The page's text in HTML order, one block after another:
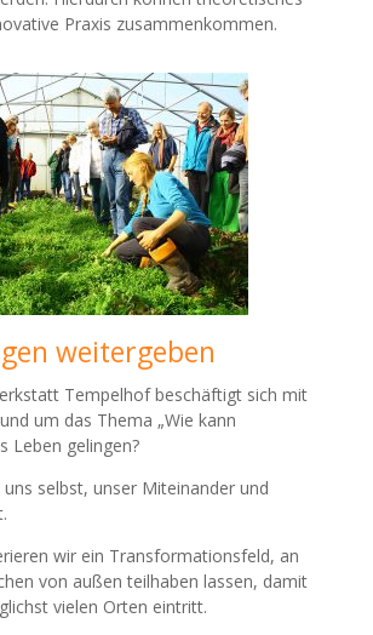
Praxis zusammenkommen.
weitergeben
Tempelhof beschäftigt sich mit
um das Thema „Wie kann
Leben gelingen?
selbst, unser Miteinander und
wir ein Transformationsfeld, an
von außen teilhaben lassen, damit
vielen Orten eintritt.